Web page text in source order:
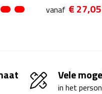
vanaf € 27,05
Vele
in het